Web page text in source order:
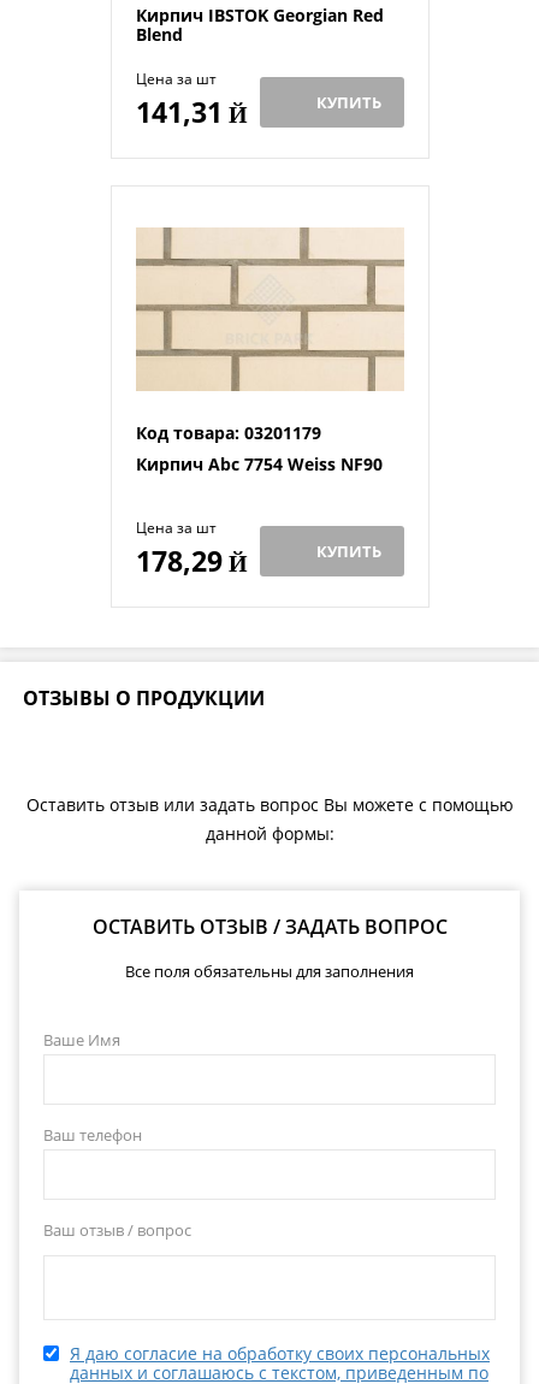
Кирпич IBSTOK Georgian Red
Blend
Цена за шт
141,31 Й КУПИТЬ
Код товара: 03201179
Кирпич Abc 7754 Weiss NF90
Цена за шт
178,29Й КУПИТЬ
ОТЗЫВЫ О ПРОДУКЦИИ
Оставить отзыв или задать вопрос Вы можете с помощью
данной формы:
ОСТАВИТЬ ОТЗЫВ / ЗАДАТЬ ВОПРОС
Все поля обязательны для заполнения
Ваше Имя
Ваш телефон
Ваш отзыв / вопрос
Я даю согласие на обработку своих персональных
данных и соглашаюсь с текстом, приведенным по